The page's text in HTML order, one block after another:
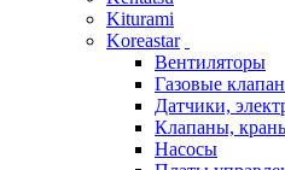
Kiturami
Koreastar
Вентиляторы
Газовые
Датчики,
Клапаны,
Насосы